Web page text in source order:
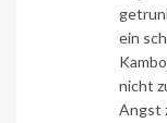
ein
nicht
Angst